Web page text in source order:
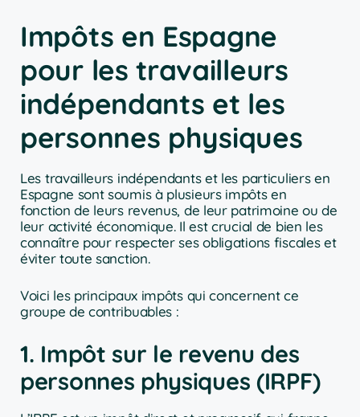
Impôts en Espagne
pour les travailleurs
indépendants et les
personnes physiques
Les travailleurs indépendants et les particuliers en
Espagne sont soumis à plusieurs impôts en
fonction de leurs revenus, de leur patrimoine ou de
leur activité économique. Il est crucial de bien les
connaître pour respecter ses obligations fiscales et
éviter toute sanction.
Voici les principaux impôts qui concernent ce
groupe de contribuables :
1. Impôt sur le revenu des
personnes physiques (IRPF)